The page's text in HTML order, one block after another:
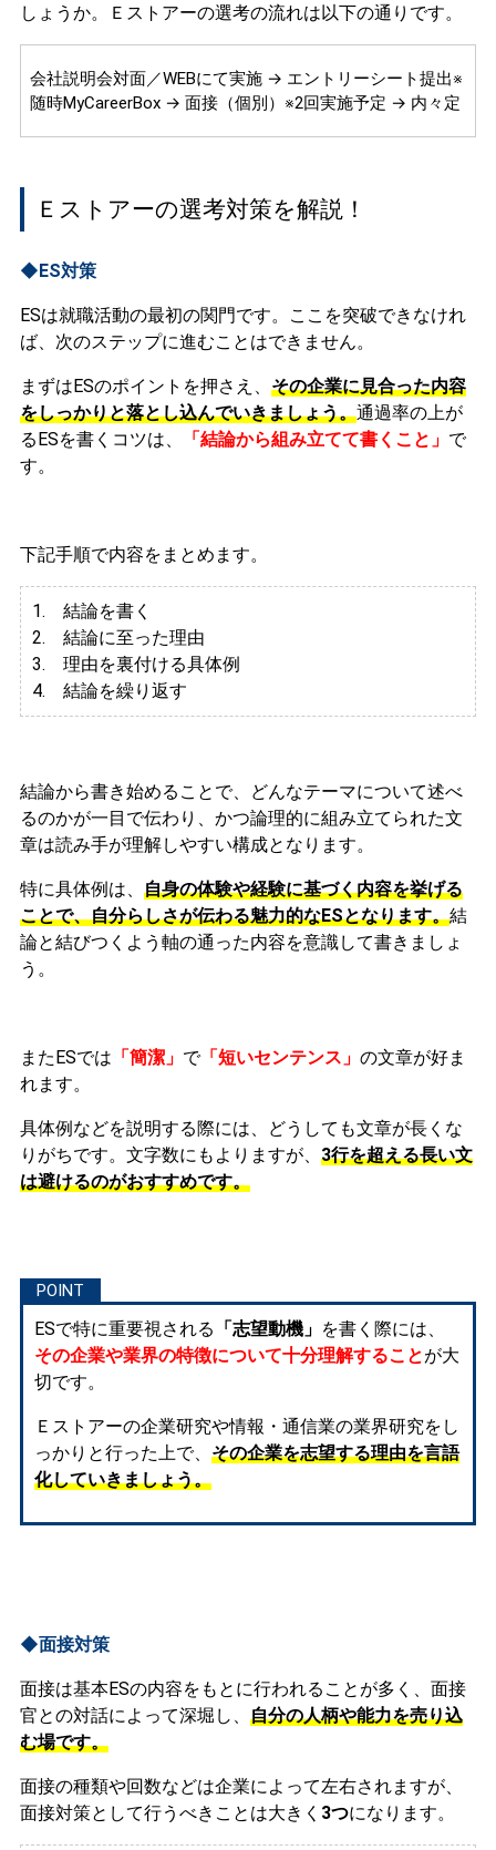
しょうか。Ｅストアーの選考の流れは以下の通りです。
会社説明会対面／WEBにて実施 → エントリーシート提出※
随時MyCareerBox → 面接（個別）※2回実施予定 → 内々定
Ｅストアーの選考対策を解説！
◆ES対策
ESは就職活動の最初の関門です。ここを突破できなけれ
ば、次のステップに進むことはできません。
まずはESのポイントを押さえ、 その企業に見合った内容
をしっかりと落とし込んでいきましょう。通過率の上が
るESを書くコツは、
「結論から組み立てて書くこと」 で
す。
下記手順で内容をまとめます。
1. 結論を書く
2. 結論に至った理由
3. 理由を裏付ける具体例
4. 結論を繰り返す
結論から書き始めることで、どんなテーマについて述べ
るのかが一目で伝わり、かつ論理的に組み立てられた文
章は読み手が理解しやすい構成となります。
特に具体例は、 自身の体験や経験に基づく内容を挙げる
ことで、自分らしさが伝わる魅力的なESとなります。結
論と結びつくよう軸の通った内容を意識して書きましょ
う。
またESでは 「簡潔」 で「短いセンテンス」 の文章が好ま
れます。
具体例などを説明する際には、どうしても文章が長くな
りがちです。文字数にもよりますが、 3行を超える長い文
は避けるのがおすすめです。
ESで特に重要視される 「志望動機」 を書く際には、
その企業や業界の特徴について十分理解することが大
切です。
Ｅストアーの企業研究や情報・通信業の業界研究をし
っかりと行った上で、 その企業を志望する理由を言語
化していきましょう。
◆面接対策
面接は基本ESの内容をもとに行われることが多く、面接
官との対話によって深堀し、 自分の人柄や能力を売り込
む場です。
面接の種類や回数などは企業によって左右されますが、
面接対策として行うべきことは大きく 3つになります。